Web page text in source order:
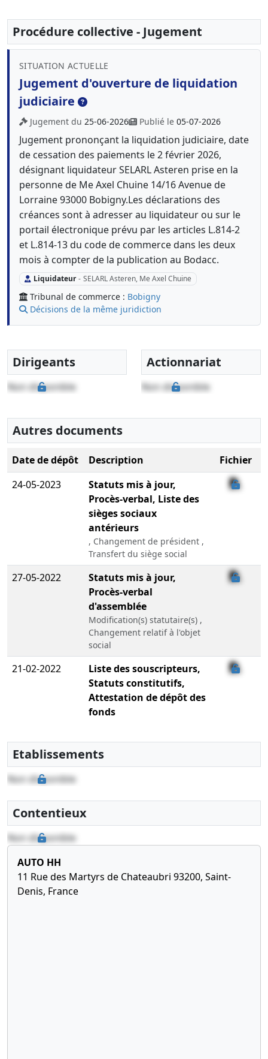
Procédure collective - Jugement
SITUATION ACTUELLE
Jugement d'ouverture de liquidation
judiciaire
Jugement du 25-06-2026 Publié le 05-07-2026
Jugement prononçant la liquidation judiciaire, date
de cessation des paiements le 2 février 2026,
désignant liquidateur SELARL Asteren prise en la
personne de Me Axel Chuine 14/16 Avenue de
Lorraine 93000 Bobigny.Les déclarations des
créances sont à adresser au liquidateur ou sur le
portail électronique prévu par les articles L.814-2
et L.814-13 du code de commerce dans les deux
mois à compter de la publication au Bodacc.
Liquidateur - SELARL Asteren, Me Axel Chuine
Tribunal de commerce : Bobigny
Décisions de la même juridiction
Dirigeants
Non disponible
Actionnariat
Non disponible
Autres documents
Date de dépôt Description
Fichier
24-05-2023
Statuts mis à jour,
Procès-verbal, Liste des
sièges sociaux
antérieurs
, Changement de président ,
Transfert du siège social
27-05-2022
Statuts mis à jour,
Procès-verbal
d'assemblée
Modification(s) statutaire(s) ,
Changement relatif à l'objet
social
21-02-2022
Liste des souscripteurs,
Statuts constitutifs,
Attestation de dépôt des
fonds
Etablissements
Non disponible
Contentieux
Non disponible
AUTO HH
11 Rue des Martyrs de Chateaubri 93200, Saint-
Denis, France